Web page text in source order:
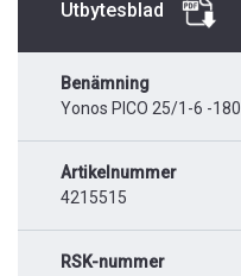
Utbytesblad
Benämning
Yonos PICO 25/1-6 -180
Artikelnummer
4215515
RSK-nummer